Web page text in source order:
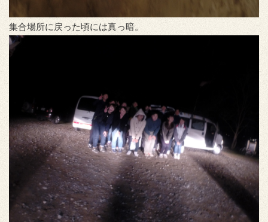
集合場所に戻った頃には真っ暗。